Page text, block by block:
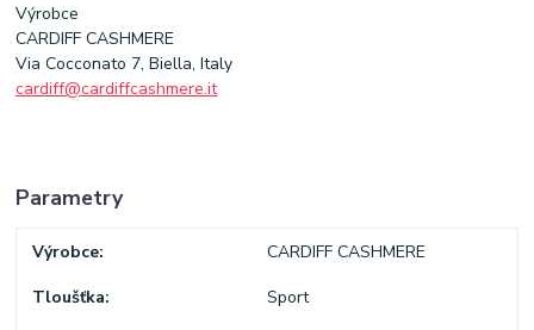
Výrobce
CARDIFF CASHMERE
Via Cocconato 7, Biella, Italy
cardiff@cardiffcashmere.it
Parametry
Výrobce CARDIFF CASHMERE
Tloušťka Sport